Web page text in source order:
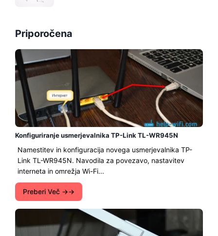
Priporočena
Konfiguriranje usmerjevalnika TP-Link TL-WR945N
Namestitev in konfiguracija novega usmerjevalnika TP-
Link TL-WR945N. Navodila za povezavo, nastavitev
interneta in omrežja Wi-Fi...
Preberi Več →